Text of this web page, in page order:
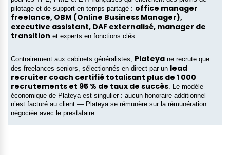
pilotage et de support en temps partagé : office manager
freelance, OBM (Online Business Manager),
executive assistant, DAF externalisé, manager de
transition et experts en fonctions clés.
Contrairement aux cabinets généralistes, Plateya ne recrute que
des freelances seniors, sélectionnés en direct par un lead
recruiter coach certifié totalisant plus de 1 000
recrutements et 95 % de taux de succès. Le modèle
économique de Plateya est singulier : aucun honoraire additionnel
n’est facturé au client — Plateya se rémunère sur la rémunération
négociée avec le prestataire.